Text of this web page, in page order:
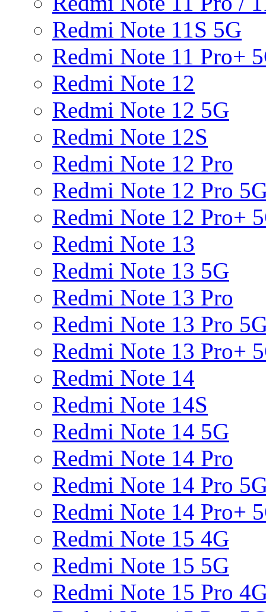
Redmi Note 11S 5G
Redmi Note 11 Pro+
Redmi Note 12
Redmi Note 12 5G
Redmi Note 12S
Redmi Note 12 Pro
Redmi Note 12 Pro
Redmi Note 12 Pro+
Redmi Note 13
Redmi Note 13 5G
Redmi Note 13 Pro
Redmi Note 13 Pro
Redmi Note 13 Pro+
Redmi Note 14
Redmi Note 14S
Redmi Note 14 5G
Redmi Note 14 Pro
Redmi Note 14 Pro
Redmi Note 14 Pro+
Redmi Note 15 4G
Redmi Note 15 5G
Redmi Note 15 Pro